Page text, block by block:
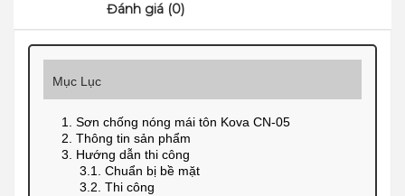
Đánh giá (0)
Mục Lục
1. Sơn chống nóng mái tôn Kova CN-05
2. Thông tin sản phẩm
3. Hướng dẫn thi công
3.1. Chuẩn bị bề mặt
3.2. Thi công